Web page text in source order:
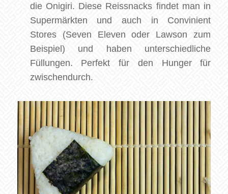
die Onigiri. Diese Reissnacks findet man in
Supermärkten und auch in Convinient
Stores (Seven Eleven oder Lawson zum
Beispiel) und haben unterschiedliche
Füllungen. Perfekt für den Hunger für
zwischendurch.